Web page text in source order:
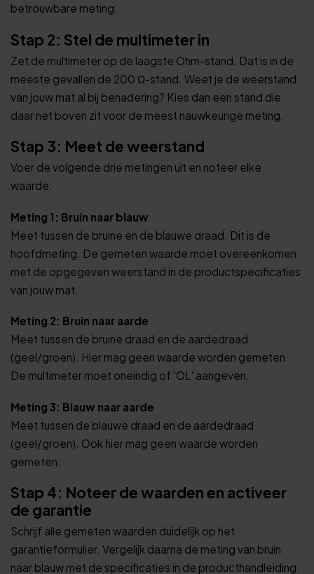
betrouwbare meting.
Stap 2: Stel de multimeter in
Zet de multimeter op de laagste Ohm-stand. Dat is in de
meeste gevallen de 200 Ω-stand. Weet je de weerstand
van jouw mat al bij benadering? Kies dan een stand die
daar net boven zit voor de meest nauwkeurige meting.
Stap 3: Meet de weerstand
Voer de volgende drie metingen uit en noteer elke
waarde:
Meting 1: Bruin naar blauw
Meet tussen de bruine en de blauwe draad. Dit is de
hoofdmeting. De gemeten waarde moet overeenkomen
met de opgegeven weerstand in de productspecificaties
van jouw mat.
Meting 2: Bruin naar aarde
Meet tussen de bruine draad en de aardedraad
(geel/groen). Hier mag geen waarde worden gemeten.
De multimeter moet oneindig of 'OL' aangeven.
Meting 3: Blauw naar aarde
Meet tussen de blauwe draad en de aardedraad
(geel/groen). Ook hier mag geen waarde worden
gemeten.
Stap 4: Noteer de waarden en activeer
de garantie
Schrijf alle gemeten waarden duidelijk op het
garantieformulier. Vergelijk daarna de meting van bruin
naar blauw met de specificaties in de producthandleiding.